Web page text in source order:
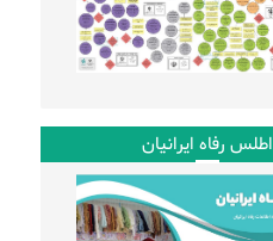
اطلس رفاه ایرانیان